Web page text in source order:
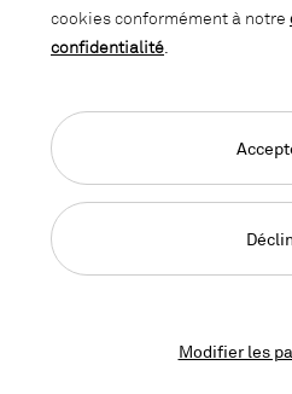
Language
Deutsch
Impressum Déclaration de
cookies conformément à notre
confidentialité
Modifier les
Déclin